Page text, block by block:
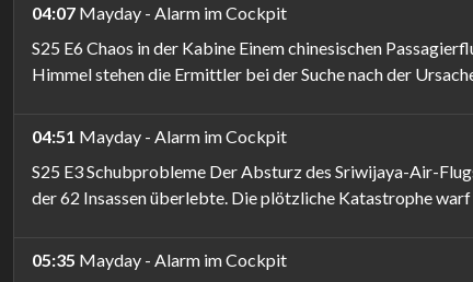
04:07 Mayday - Alarm im Cockpit
S25 E6 Chaos in der Kabine Einem chinesischen
Himmel stehen die Ermittler bei der Suche nach der
04:51 Mayday - Alarm im Cockpit
S25 E3 Schubprobleme Der Absturz des Sriwijaya-Air-
der 62 Insassen überlebte. Die plötzliche Katastrophe warf
05:35 Mayday - Alarm im Cockpit